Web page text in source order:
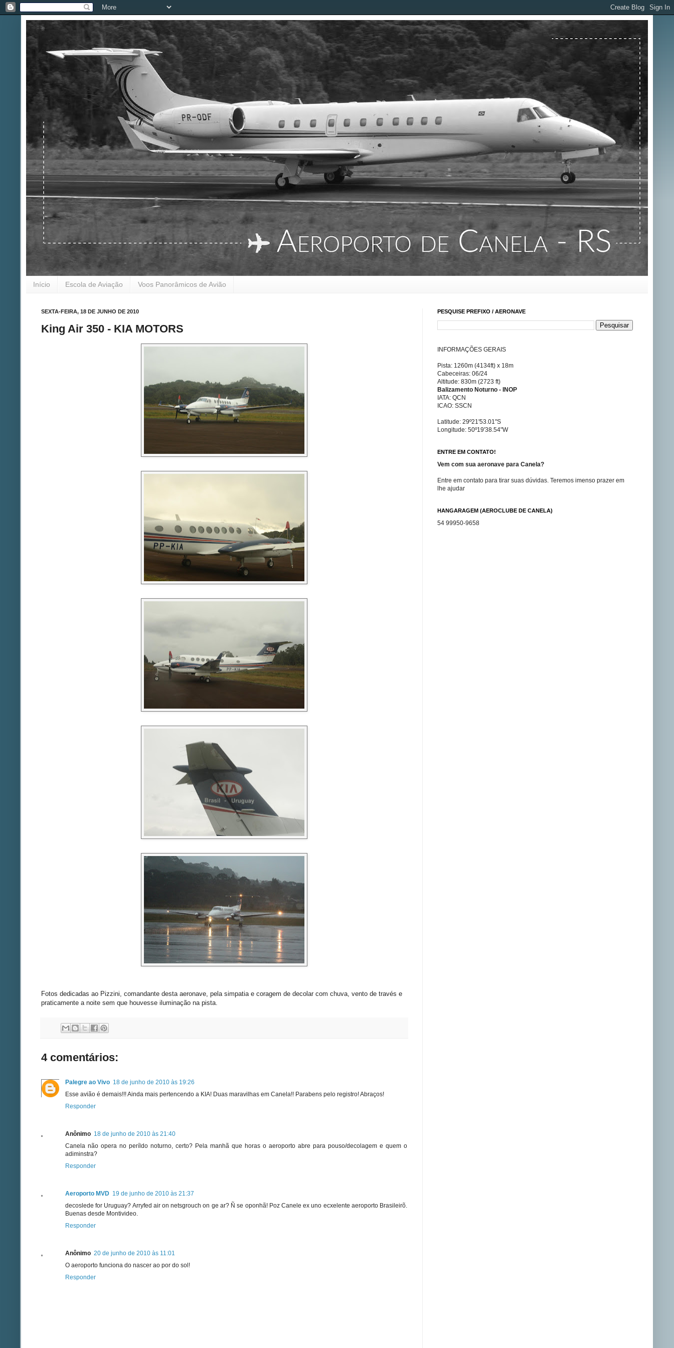
Início Escola de Aviação Voos Panorâmicos de Avião
SEXTA-FEIRA, 18 DE JUNHO DE 2010
King Air 350 - KIA MOTORS
Fotos dedicadas ao Pizzini, comandante desta aeronave, pela simpatia e coragem de decolar com chuva, vento de través e
praticamente a noite sem que houvesse iluminação na pista.
4 comentários:
Palegre ao Vivo 18 de junho de 2010 às 19:26
Esse avião é demais!!! Ainda mais pertencendo a KIA! Duas maravilhas em Canela!! Parabens pelo registro! Abraços!
Responder
Anônimo 18 de junho de 2010 às 21:40
Canela não opera no períldo noturno, certo? Pela manhã que horas o aeroporto abre para pouso/decolagem e quem o
adiminstra?
Responder
Aeroporto MVD 19 de junho de 2010 às 21:37
decoslede for Uruguay? Arryfed air on netsgrouch on ge ar? Ñ se oponhã! Poz Canele ex uno ecxelente aeroporto Brasileirõ.
Buenas desde Montivideo.
Responder
Anônimo 20 de junho de 2010 às 11:01
O aeroporto funciona do nascer ao por do sol!
Responder
PESQUISE PREFIXO / AERONAVE
INFORMAÇÕES GERAIS
Pista: 1260m (4134ft) x 18m
Cabeceiras: 06/24
Altitude: 830m (2723 ft)
Balizamento Noturno - INOP
IATA: QCN
ICAO: SSCN
Latitude: 29º21'53.01"S
Longitude: 50º19'38.54"W
ENTRE EM CONTATO!
Vem com sua aeronave para Canela?
Entre em contato para tirar suas dúvidas. Teremos imenso prazer em
lhe ajudar
HANGARAGEM (AEROCLUBE DE CANELA)
54 99950-9658